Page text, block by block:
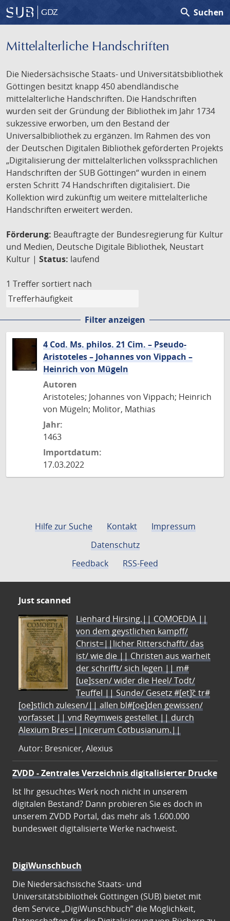
GDZ search Suchen
Mittelalterliche Handschriften
Die Niedersächsische Staats- und Universitätsbibliothek
Göttingen besitzt knapp 450 abendländische
mittelalterliche Handschriften. Die Handschriften
wurden seit der Gründung der Bibliothek im Jahr 1734
sukzessive erworben, um den Bestand der
Universalbibliothek zu ergänzen. Im Rahmen des von
der Deutschen Digitalen Bibliothek geförderten Projekts
„Digitalisierung der mittelalterlichen volkssprachlichen
Handschriften der SUB Göttingen“ wurden in einem
ersten Schritt 74 Handschriften digitalisiert. Die
Kollektion wird zukünftig um weitere mittelalterliche
Handschriften erweitert werden.
Förderung: Beauftragte der Bundesregierung für Kultur
und Medien, Deutsche Digitale Bibliothek, Neustart
Kultur | Status: laufend
1 Treffer sortiert nach
Filter anzeigen
4 Cod. Ms. philos. 21 Cim. – Pseudo-
Aristoteles – Johannes von Vippach –
Heinrich von Mügeln
Autoren
Aristoteles; Johannes von Vippach; Heinrich
von Mügeln; Molitor, Mathias
Jahr:
1463
Importdatum:
17.03.2022
Hilfe zur Suche Kontakt
Impressum
Datenschutz
Feedback
RSS-Feed
Just scanned
Lienhard Hirsing.|| COMOEDIA ||
von dem geystlichen kampff/
Christ=||licher Ritterschafft/ das
ist/ wie die || Christen aus warheit
der schrifft/ sich legen || m#
[ue]ssen/ wider die Heel/ Todt/
Teuffel || Sünde/ Gesetz #[et]c̃ tr#
[oe]stlich zulesen/|| allen bl#[oe]den gewissen/
vorfasset || vnd Reymweis gestellet || durch
Alexium Bres=||nicerum Cotbusianum.||
Autor: Bresnicer, Alexius
ZVDD - Zentrales Verzeichnis digitalisierter Drucke
Ist Ihr gesuchtes Werk noch nicht in unserem
digitalen Bestand? Dann probieren Sie es doch in
unserem ZVDD Portal, das mehr als 1.600.000
bundesweit digitalisierte Werke nachweist.
DigiWunschbuch
Die Niedersächsische Staats- und
Universitätsbibliothek Göttingen (SUB) bietet mit
dem Service „DigiWunschbuch” die Möglichkeit,